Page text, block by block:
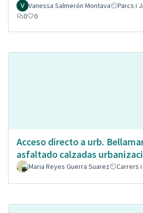
Vanessa Salmerón Montava
Parcs i
0
0
Acceso directo a urb.
asfaltado calzadas
Maria Reyes Guerra Suarez Carrers i